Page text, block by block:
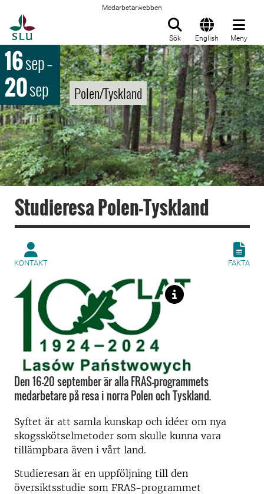
Medarbetarwebben
Sök English Meny
16sep–
20sep Polen/Tyskland
Studieresa Polen-Tyskland
KONTAKT FAKTA
Den 16-20 september är alla FRAS-programmets
medarbetare på resa i norra Polen och Tyskland.
Syftet är att samla kunskap och idéer om nya
skogsskötselmetoder som skulle kunna vara
tillämpbara även i vårt land.
Studieresan är en uppföljning till den
översiktsstudie som FRAS-programmet